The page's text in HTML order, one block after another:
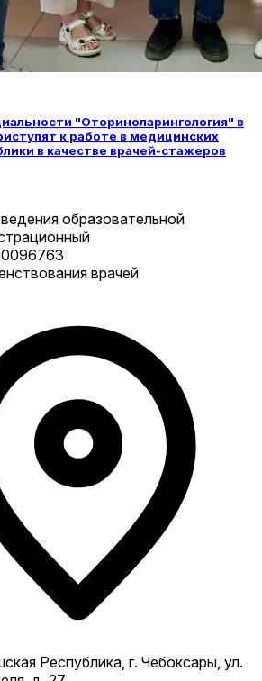
"Оториноларингология" в
к работе в медицинских
в качестве врачей-стажеров
образовательной
врачей
Республика, г. Чебоксары, ул.